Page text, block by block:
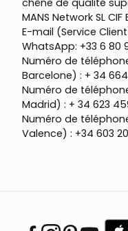
chêne de qualité
MANS Network SL CIF
E-mail (Service
WhatsApp: +33 6 80
Numéro de
Barcelone) : + 34
Numéro de
Madrid) : + 34 623
Numéro de
Valence) : +34 603